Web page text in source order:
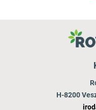
H-8200